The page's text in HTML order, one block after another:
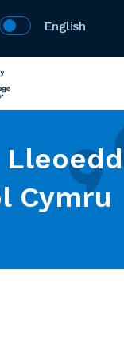
English
Lleoedd
Cymru